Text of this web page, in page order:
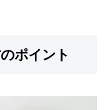
ポイント